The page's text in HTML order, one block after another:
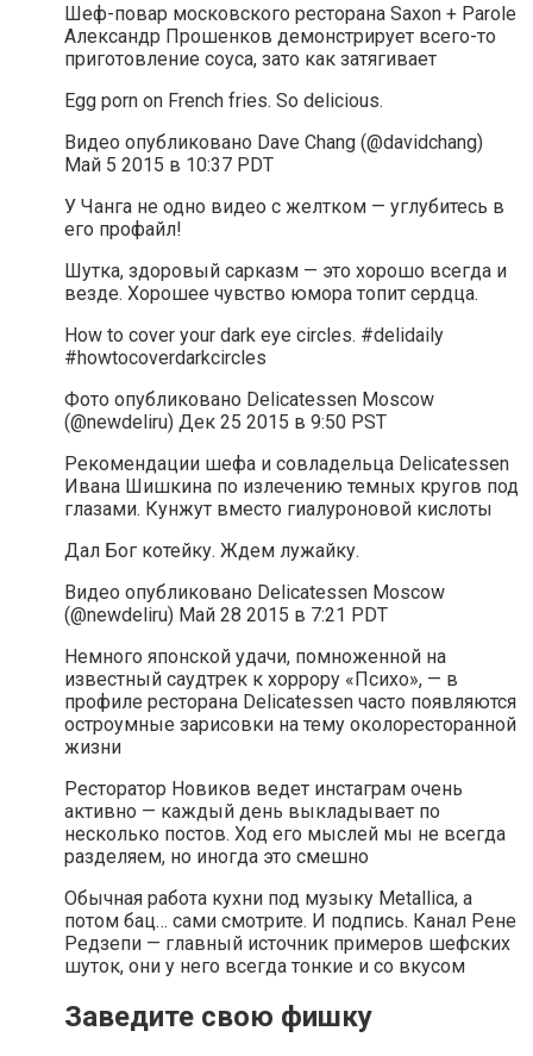
Шеф-повар московского ресторана Saxon + Parole
Александр Прошенков демонстрирует всего-то
приготовление соуса, зато как затягивает
Egg porn on French fries. So delicious.
Видео опубликовано Dave Chang (@davidchang)
Май 5 2015 в 10:37 PDT
У Чанга не одно видео с желтком — углубитесь в
его профайл!
Шутка, здоровый сарказм — это хорошо всегда и
везде. Хорошее чувство юмора топит сердца.
How to cover your dark eye circles. #delidaily
#howtocoverdarkcircles
Фото опубликовано Delicatessen Moscow
(@newdeliru) Дек 25 2015 в 9:50 PST
Рекомендации шефа и совладельца Delicatessen
Ивана Шишкина по излечению темных кругов под
глазами. Кунжут вместо гиалуроновой кислоты
Дал Бог котейку. Ждем лужайку.
Видео опубликовано Delicatessen Moscow
(@newdeliru) Май 28 2015 в 7:21 PDT
Немного японской удачи, помноженной на
известный саудтрек к хоррору «Психо», — в
профиле ресторана Delicatessen часто появляются
остроумные зарисовки на тему околоресторанной
жизни
Ресторатор Новиков ведет инстаграм очень
активно — каждый день выкладывает по
несколько постов. Ход его мыслей мы не всегда
разделяем, но иногда это смешно
Обычная работа кухни под музыку Metallica, а
потом бац… сами смотрите. И подпись. Канал Рене
Редзепи — главный источник примеров шефских
шуток, они у него всегда тонкие и со вкусом
Заведите свою фишку